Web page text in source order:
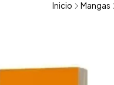
Inicio Mangas